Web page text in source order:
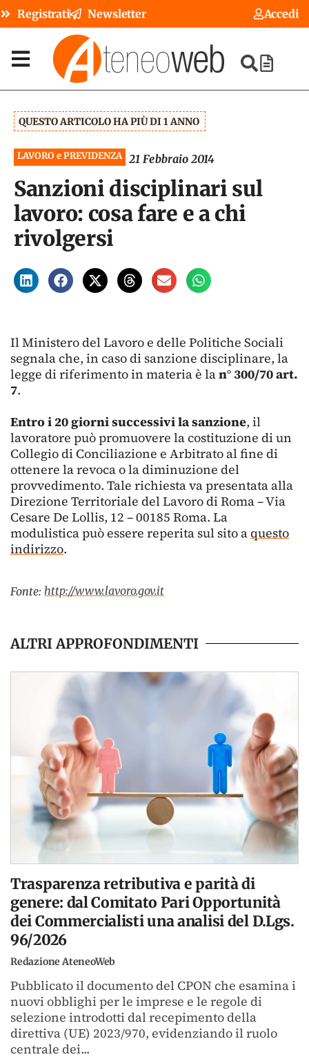
Registrati Newsletter Accedi
QUESTO ARTICOLO HA PIÙ DI 1 ANNO
LAVORO e PREVIDENZA 21 Febbraio 2014
Sanzioni disciplinari sul
lavoro: cosa fare e a chi
rivolgersi
Il Ministero del Lavoro e delle Politiche Sociali
segnala che, in caso di sanzione disciplinare, la
legge di riferimento in materia è lan° 300/70 art.
7.
Entro i 20 giorni successivi la sanzione, il
lavoratore può promuovere la costituzione di un
Collegio di Conciliazione e Arbitrato al fine di
ottenere la revoca o la diminuzione del
provvedimento. Tale richiesta va presentata alla
Direzione Territoriale del Lavoro di Roma – Via
Cesare De Lollis, 12 – 00185 Roma. La
modulistica può essere reperita sul sito aquesto
indirizzo.
Fonte: http://www.lavoro.gov.it
ALTRI APPROFONDIMENTI
Trasparenza retributiva e parità di
genere: dal Comitato Pari Opportunità
dei Commercialisti una analisi del D.Lgs.
96/2026
Redazione AteneoWeb
Pubblicato il documento del CPON che esamina i
nuovi obblighi per le imprese e le regole di
selezione introdotti dal recepimento della
direttiva (UE) 2023/970, evidenziando il ruolo
centrale dei...